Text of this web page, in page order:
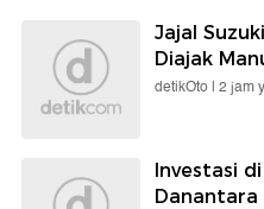
Jajal
Diajak
detikOto | 2 jam
Investasi
Danantara